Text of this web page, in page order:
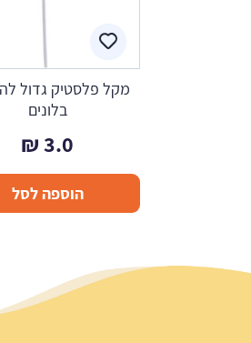
מקל פלסטיק גדול
בלונים
3.0
₪
הוספה לסל